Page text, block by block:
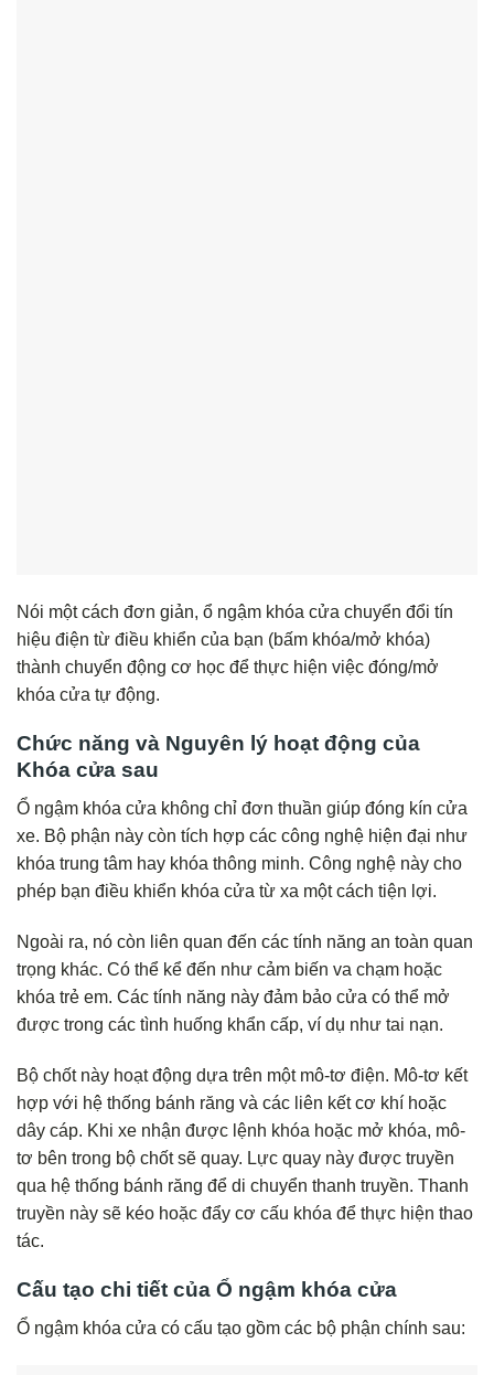
Nói một cách đơn giản, ổ ngậm khóa cửa chuyển đổi tín
hiệu điện từ điều khiển của bạn (bấm khóa/mở khóa)
thành chuyển động cơ học để thực hiện việc đóng/mở
khóa cửa tự động.
Chức năng và Nguyên lý hoạt động của
Khóa cửa sau
Ổ ngậm khóa cửa không chỉ đơn thuần giúp đóng kín cửa
xe. Bộ phận này còn tích hợp các công nghệ hiện đại như
khóa trung tâm hay khóa thông minh. Công nghệ này cho
phép bạn điều khiển khóa cửa từ xa một cách tiện lợi.
Ngoài ra, nó còn liên quan đến các tính năng an toàn quan
trọng khác. Có thể kể đến như cảm biến va chạm hoặc
khóa trẻ em. Các tính năng này đảm bảo cửa có thể mở
được trong các tình huống khẩn cấp, ví dụ như tai nạn.
Bộ chốt này hoạt động dựa trên một mô-tơ điện. Mô-tơ kết
hợp với hệ thống bánh răng và các liên kết cơ khí hoặc
dây cáp. Khi xe nhận được lệnh khóa hoặc mở khóa, mô-
tơ bên trong bộ chốt sẽ quay. Lực quay này được truyền
qua hệ thống bánh răng để di chuyển thanh truyền. Thanh
truyền này sẽ kéo hoặc đẩy cơ cấu khóa để thực hiện thao
tác.
Cấu tạo chi tiết của Ổ ngậm khóa cửa
Ổ ngậm khóa cửa có cấu tạo gồm các bộ phận chính sau: